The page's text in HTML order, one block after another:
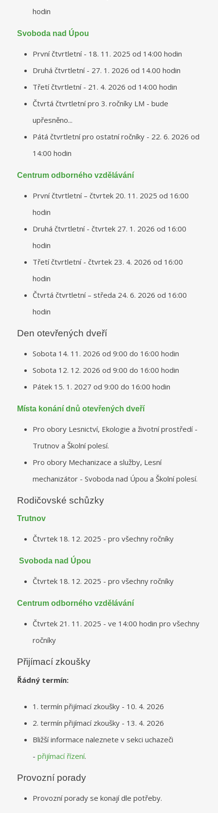
hodin
Svoboda nad Úpou
První čtvrtletní - 18. 11. 2025 od 14:00 hodin
Druhá čtvrtletní - 27. 1. 2026 od 14.00 hodin
Třetí čtvrtletní - 21. 4. 2026 od 14:00 hodin
Čtvrtá čtvrtletní pro 3. ročníky LM - bude
upřesněno...
Pátá čtvrtletní pro ostatní ročníky - 22. 6. 2026 od
14:00 hodin
Centrum odborného vzdělávání
První čtvrtletní – čtvrtek 20. 11. 2025 od 16:00
hodin
Druhá čtvrtletní - čtvrtek 27. 1. 2026 od 16:00
hodin
Třetí čtvrtletní - čtvrtek 23. 4. 2026 od 16:00
hodin
Čtvrtá čtvrtletní – středa 24. 6. 2026 od 16:00
hodin
Den otevřených dveří
Sobota 14. 11. 2026 od 9:00 do 16:00 hodin
Sobota 12. 12. 2026 od 9:00 do 16:00 hodin
Pátek 15. 1. 2027 od 9:00 do 16:00 hodin
Místa konání dnů otevřených dveří
Pro obory Lesnictví, Ekologie a životní prostředí -
Trutnov a Školní polesí.
Pro obory Mechanizace a služby, Lesní
mechanizátor - Svoboda nad Úpou a Školní polesí.
Rodičovské schůzky
Trutnov
Čtvrtek 18. 12. 2025 - pro všechny ročníky
Svoboda nad Úpou
Čtvrtek 18. 12. 2025 - pro všechny ročníky
Centrum odborného vzdělávání
Čtvrtek 21. 11. 2025 - ve 14:00 hodin pro všechny
ročníky
Přijímací zkoušky
Řádný termín:
1. termín přijímací zkoušky - 10. 4. 2026
2. termín přijímací zkoušky - 13. 4. 2026
Bližší informace naleznete v sekci uchazeči
- přijímací řízení.
Provozní porady
Provozní porady se konají dle potřeby.